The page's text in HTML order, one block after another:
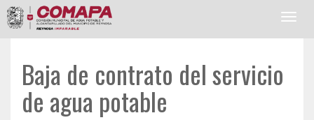
Baja de contrato del servicio
de agua potable